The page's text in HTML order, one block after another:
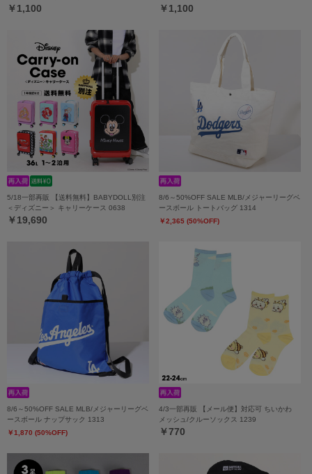
￥1,100 ￥1,100
5/18一部再販 【送料無料】BABYDOLL別注
＜ディズニー＞ キャリーケース 0638
￥19,690
8/6～50%OFF SALE MLB/メジャーリーグベ
ースボール トートバッグ 1314
￥2,365 (50%OFF)
8/6～50%OFF SALE MLB/メジャーリーグベ
ースボール ナップサック 1313
￥1,870 (50%OFF)
4/3一部再販 【メール便】対応可 ちいかわ
メッシュ/クルーソックス 1239
￥770